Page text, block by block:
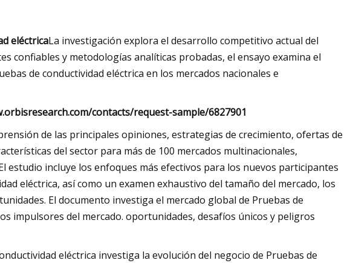
eléctricaLa investigación explora el desarrollo competitivo actual del
confiables y metodologías analíticas probadas, el ensayo examina el
de conductividad eléctrica en los mercados nacionales e
contacts/request-sample/6827901
de las principales opiniones, estrategias de crecimiento, ofertas de
del sector para más de 100 mercados multinacionales,
estudio incluye los enfoques más efectivos para los nuevos participantes
eléctrica, así como un examen exhaustivo del tamaño del mercado, los
El documento investiga el mercado global de Pruebas de
impulsores del mercado. oportunidades, desafíos únicos y peligros
eléctrica investiga la evolución del negocio de Pruebas de